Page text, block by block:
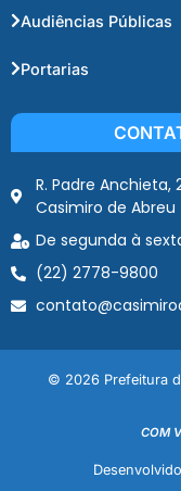
Audiências Públicas
Portarias
R. Padre
Casimiro de
De segunda à
(22) 2778-9800
© 2026 Prefeitura
COM